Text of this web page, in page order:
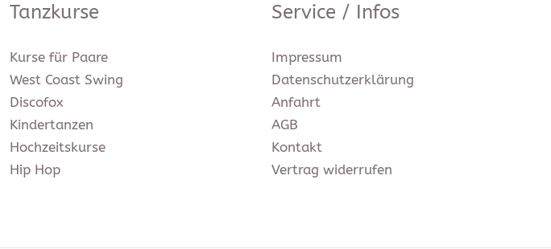
Tanzkurse
Kurse für Paare
West Coast Swing
Discofox
Kindertanzen
Hochzeitskurse
Hip Hop
Service / Infos
Impressum
Datenschutz­erklärung
Anfahrt
AGB
Kontakt
Vertrag widerrufen